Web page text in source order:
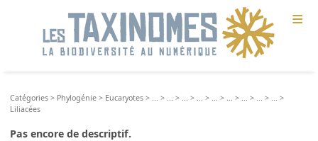
≡
Catégories > Phylogénie > Eucaryotes > > > > > > > > >
>
Liliacées
Pas encore de descriptif.